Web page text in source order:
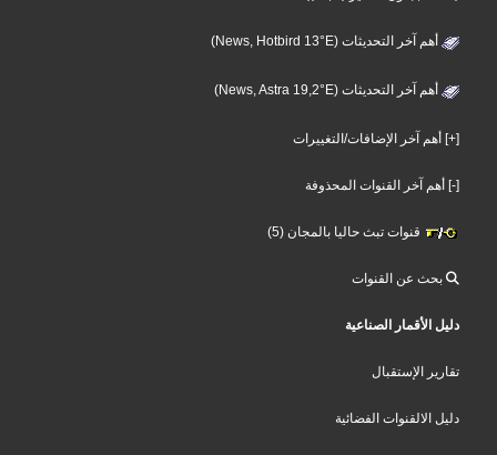
أهم آخر التحديثات (News, Hotbird 13°E)
أهم آخر التحديثات (News, Astra 19,2°E)
[+] أهم آخر الإضافات/التغييرات
[-] أهم آخر القنوات المحذوفة
قنوات تبث حاليا بالمجان (5)
بحث عن القنوات
دليل الأقمار الصناعية
تقارير الإستقبال
دليل الالقنوات الفضائية